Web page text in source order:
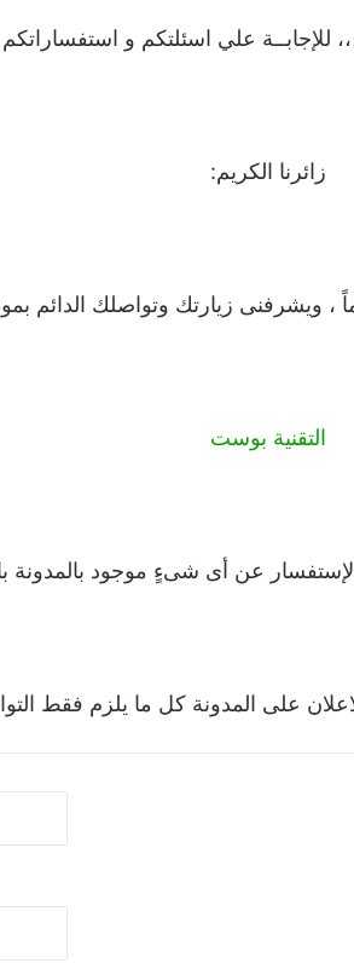
للإجابــة علي اسئلتكم و استفساراتكم
زائرنا الكريم:
، ويشرفنى زيارتك وتواصلك الدائم
التقنية بوست
عن أى شىءٍ موجود بالمدونة
على المدونة كل ما يلزم فقط